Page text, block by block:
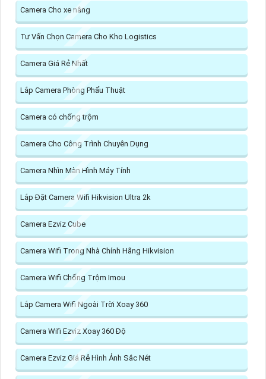
Camera Cho xe nâng
Tư Vấn Chọn Camera Cho Kho Logistics
Camera Giá Rẻ Nhất
Lắp Camera Phòng Phẩu Thuật
Camera có chống trộm
Camera Cho Công Trình Chuyên Dụng
Camera Nhìn Màn Hình Máy Tính
Lắp Đặt Camera Wifi Hikvision Ultra 2k
Camera Ezviz Cube
Camera Wifi Trong Nhà Chính Hãng Hikvision
Camera Wifi Chống Trộm Imou
Lắp Camera Wifi Ngoài Trời Xoay 360
Camera Wifi Ezviz Xoay 360 Độ
Camera Ezviz Giá Rẻ Hình Ảnh Sắc Nét